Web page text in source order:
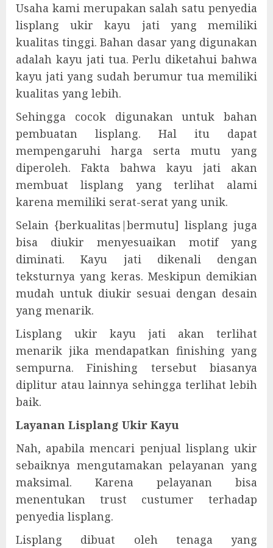
Usaha kami merupakan salah satu penyedia
lisplang ukir kayu jati yang memiliki
kualitas tinggi. Bahan dasar yang digunakan
adalah kayu jati tua. Perlu diketahui bahwa
kayu jati yang sudah berumur tua memiliki
kualitas yang lebih.
Sehingga cocok digunakan untuk bahan
pembuatan lisplang. Hal itu dapat
mempengaruhi harga serta mutu yang
diperoleh. Fakta bahwa kayu jati akan
membuat lisplang yang terlihat alami
karena memiliki serat-serat yang unik.
Selain {berkualitas|bermutu] lisplang juga
bisa diukir menyesuaikan motif yang
diminati. Kayu jati dikenali dengan
teksturnya yang keras. Meskipun demikian
mudah untuk diukir sesuai dengan desain
yang menarik.
Lisplang ukir kayu jati akan terlihat
menarik jika mendapatkan finishing yang
sempurna. Finishing tersebut biasanya
diplitur atau lainnya sehingga terlihat lebih
baik.
Layanan Lisplang Ukir Kayu
Nah, apabila mencari penjual lisplang ukir
sebaiknya mengutamakan pelayanan yang
maksimal. Karena pelayanan bisa
menentukan trust custumer terhadap
penyedia lisplang.
Lisplang dibuat oleh tenaga yang